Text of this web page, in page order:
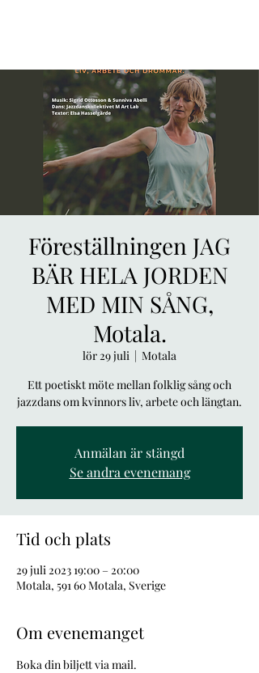
Föreställningen JAG
BÄR HELA JORDEN
MED MIN SÅNG,
Motala.
lör 29 juli
  |
Motala
Ett poetiskt möte mellan folklig sång och
jazzdans om kvinnors liv, arbete och längtan.
Anmälan är stängd
Se andra evenemang
Tid och plats
29 juli 2023 19:00 – 20:00
Motala, 591 60 Motala, Sverige
Om evenemanget
Boka din biljett via mail.